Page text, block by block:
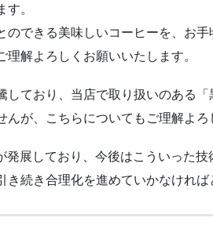
。
のできる美味しいコーヒーを、お
解よろしくお願いいたします。
しており、当店で取り扱いのある
んが、こちらについてもご理解よろ
発展しており、今後はこういった
き続き合理化を進めていかなければ